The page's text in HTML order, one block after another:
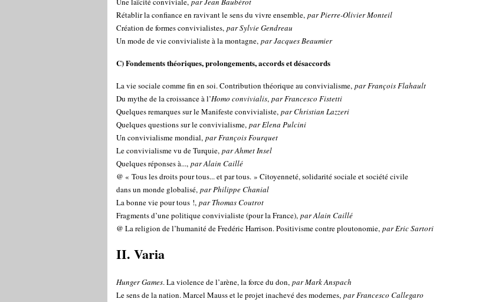
Rétablir la confiance en ravivant le sens du vivre ensemble, par Pierre-Olivier Monteil
Création de formes convivialistes, par Sylvie Gendreau
Un mode de vie convivialiste à la montagne, par Jacques Beaumier
C) Fondements théoriques, prolongements, accords et désaccords
La vie sociale comme fin en soi. Contribution théorique au convivialisme, par François Flahault
Du mythe de la croissance à l’Homo convivialis, par Francesco Fistetti
Quelques remarques sur le Manifeste convivialiste, par Christian Lazzeri
Quelques questions sur le convivialisme, par Elena Pulcini
Un convivialisme mondial, par François Fourquet
Le convivialisme vu de Turquie, par Ahmet Insel
Quelques réponses à..., par Alain Caillé
@ « Tous les droits pour tous... et par tous. » Citoyenneté, solidarité sociale et société civile
dans un monde globalisé, par Philippe Chanial
La bonne vie pour tous !, par Thomas Coutrot
Fragments d’une politique convivialiste (pour la France), par Alain Caillé
@ La religion de l’humanité de Fredéric Harrison. Positivisme contre ploutonomie, par Eric Sartori
II. Varia
Hunger Games. La violence de l’arène, la force du don, par Mark Anspach
Le sens de la nation. Marcel Mauss et le projet inachevé des modernes, par Francesco Callegaro